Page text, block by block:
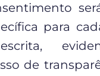
para
de